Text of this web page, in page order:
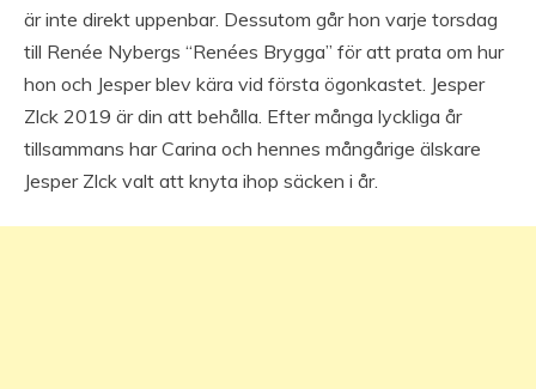
är inte direkt uppenbar. Dessutom går hon varje torsdag
till Renée Nybergs “Renées Brygga” för att prata om hur
hon och Jesper blev kära vid första ögonkastet. Jesper
Zlck 2019 är din att behålla. Efter många lyckliga år
tillsammans har Carina och hennes mångårige älskare
Jesper Zlck valt att knyta ihop säcken i år.